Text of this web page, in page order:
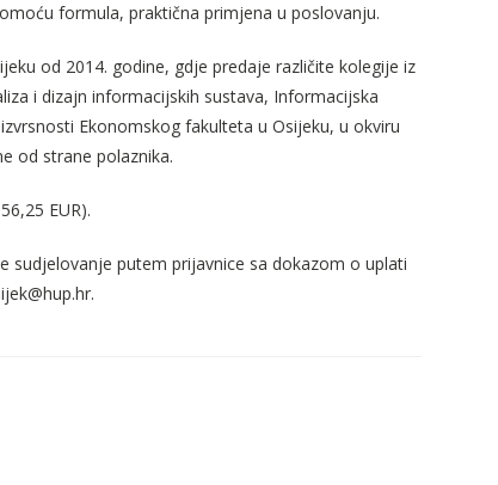
formula, praktična primjena u poslovanju.
od 2014. godine, gdje predaje različite kolegije iz
i dizajn informacijskih sustava, Informacijska
Ekonomskog fakulteta u Osijeku, u okviru
od strane polaznika.
EUR).
putem prijavnice sa dokazom o uplati